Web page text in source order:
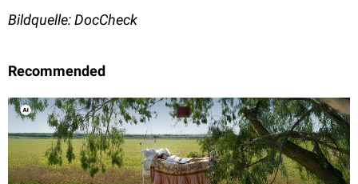
Bildquelle: DocCheck
Recommended